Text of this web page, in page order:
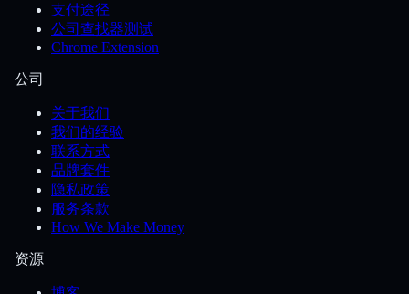
支付途径
公司查找器测试
Chrome Extension
公司
关于我们
我们的经验
联系方式
品牌套件
隐私政策
服务条款
How We Make Money
资源